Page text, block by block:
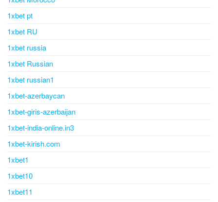
1xbet pt
1xbet RU
1xbet russia
1xbet Russian
1xbet russian1
1xbet-azerbaycan
1xbet-giris-azerbaijan
1xbet-india-online.in3
1xbet-kirish.com
1xbet1
1xbet10
1xbet11